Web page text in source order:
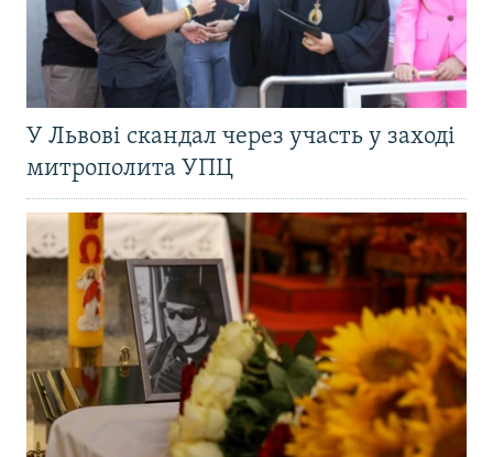
У Львові скандал через участь у заході
митрополита УПЦ